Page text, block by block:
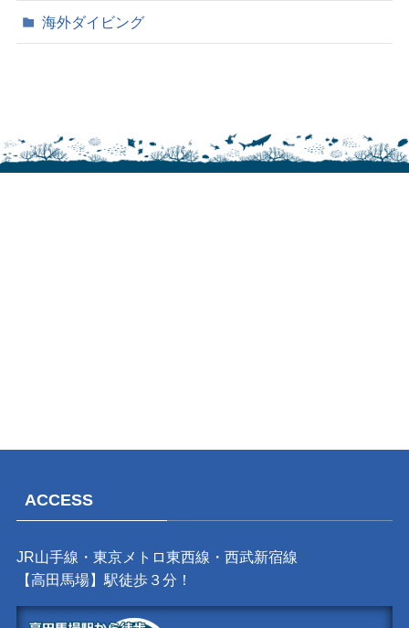
海外ダイビング
ACCESS
JR山手線・東京メトロ東西線・西武新宿線
【高田馬場】駅徒歩３分！